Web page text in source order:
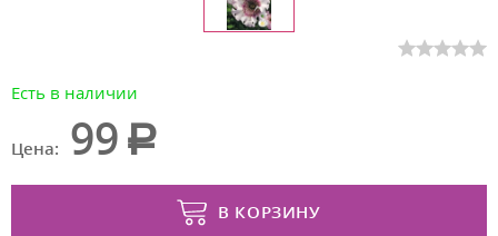
Есть в наличии
Цена: 99
В КОРЗИНУ